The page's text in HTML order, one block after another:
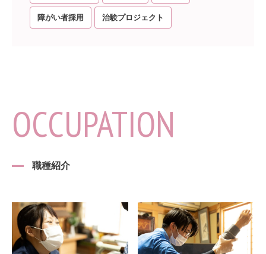
障がい者採用 治験プロジェクト
職種紹介
OCCUPATION